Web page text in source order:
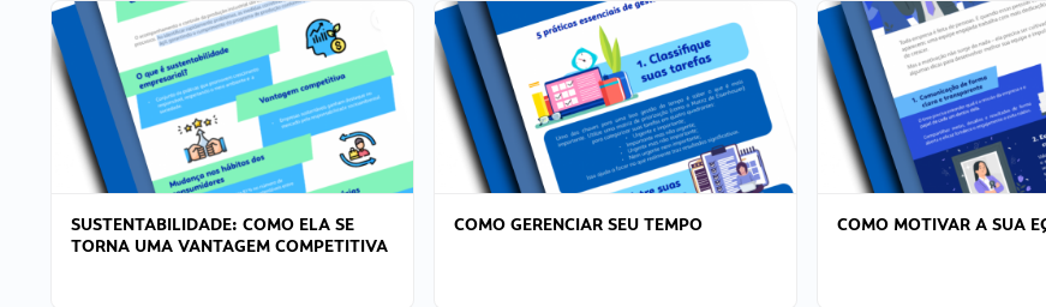
SUSTENTABILIDADE: COMO ELA SE
TORNA UMA VANTAGEM COMPETITIVA
COMO GERENCIAR SEU TEMPO COMO MOTIVAR A SUA